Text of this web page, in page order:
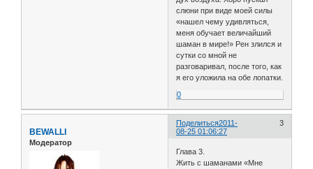
слюни при виде моей силы
«нашел чему удивляться,
меня обучает величайший
шаман в мире!» Рен злился и
сутки со мной не
разговаривал, после того, как
я его уложила на обе лопатки.
0
Поделиться 3
2011-
08-25 01:06:27
BEWALLI
Модератор
Глава 3.
Жить с шаманами «Мне